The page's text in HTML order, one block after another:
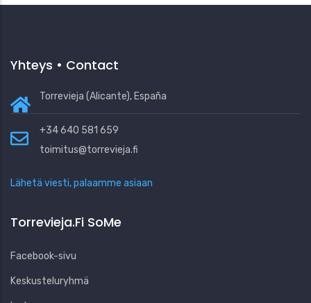
Yhteys • Contact
Torrevieja (Alicante), España
+34 640 581 659
toimitus@torrevieja.fi
Lähetä viesti, palaamme asiaan
Torrevieja.fi SoMe
Facebook-sivu
Keskusteluryhmä